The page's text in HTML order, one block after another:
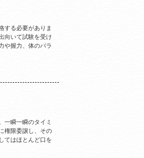
する必要がありま
向いて試験を受け
や握力、体のバラ
一瞬一瞬のタイミ
権限委譲し、その
てはほとんど口を